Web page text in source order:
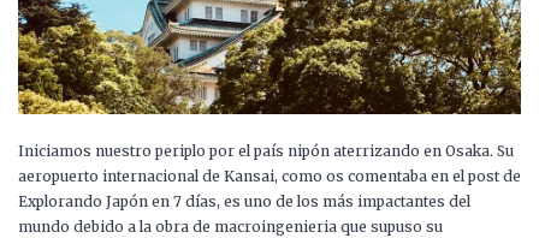
Iniciamos nuestro periplo por el país nipón aterrizando en Osaka. Su
aeropuerto internacional de Kansai, como os comentaba en el post de
Explorando Japón en 7 días, es uno de los más impactantes del
mundo debido a la obra de macroingenieria que supuso su